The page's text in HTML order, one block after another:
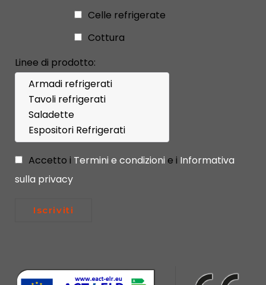
Celle refrigerate
Cottura
Linee di prodotto:
Accetto i Termini e condizionie i Informativa
sulla privacy
Iscriviti